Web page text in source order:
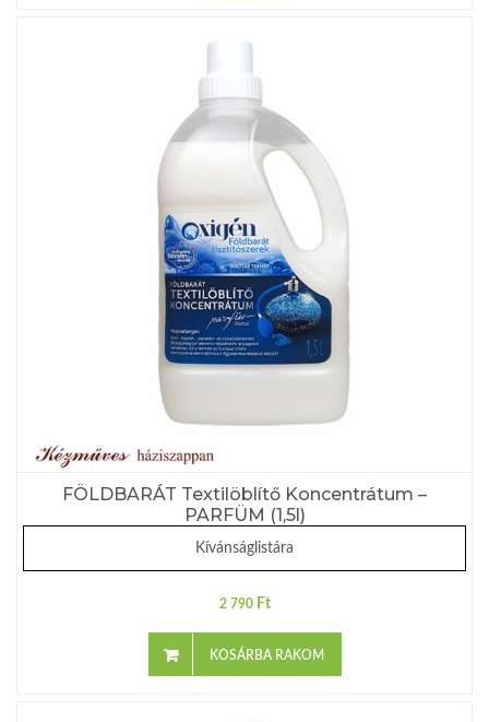
FÖLDBARÁT Textilöblítő Koncentrátum –
PARFÜM (1,5l)
Kívánságlistára
2 790 Ft
KOSÁRBA RAKOM